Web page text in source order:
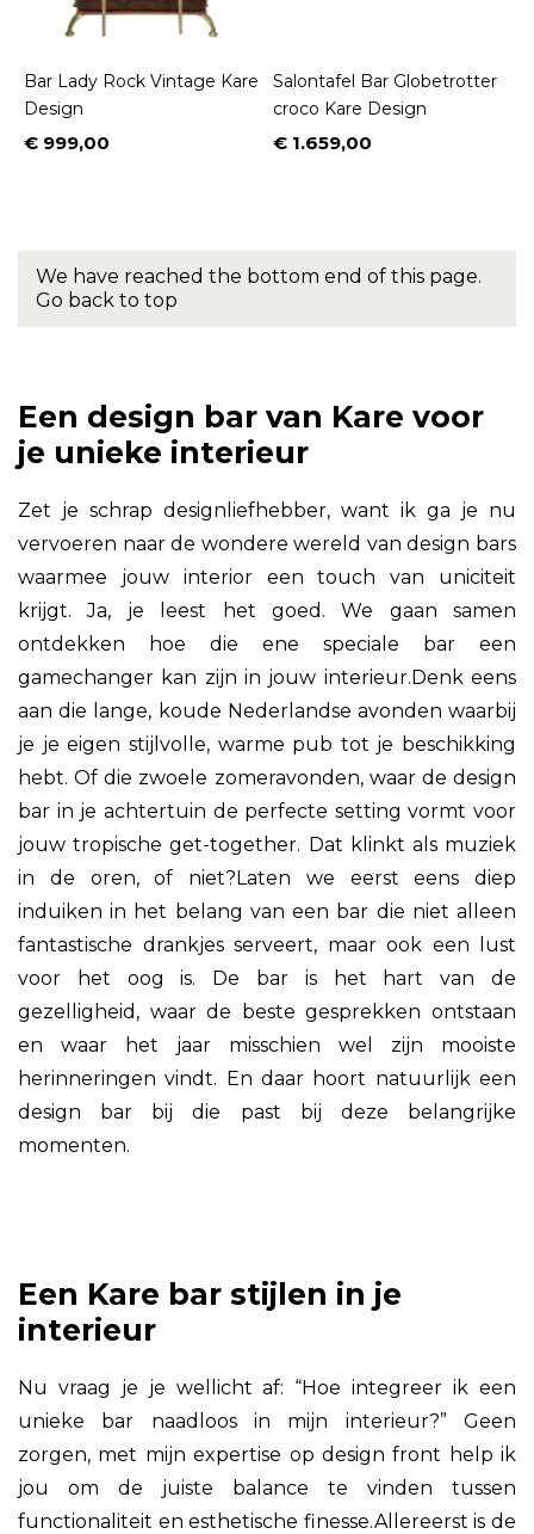
Bar Lady Rock Vintage Kare
Design
Prijs
€ 999,00
Salontafel Bar Globetrotter
croco Kare Design
Prijs
€ 1.659,00
We have reached the bottom end of this page.
Go back to top
Een design bar van Kare voor
je unieke interieur
Zet je schrap designliefhebber, want ik ga je nu
vervoeren naar de wondere wereld van design bars
waarmee jouw interior een touch van uniciteit
krijgt. Ja, je leest het goed. We gaan samen
ontdekken hoe die ene speciale bar een
gamechanger kan zijn in jouw interieur.Denk eens
aan die lange, koude Nederlandse avonden waarbij
je je eigen stijlvolle, warme pub tot je beschikking
hebt. Of die zwoele zomeravonden, waar de design
bar in je achtertuin de perfecte setting vormt voor
jouw tropische get-together. Dat klinkt als muziek
in de oren, of niet?Laten we eerst eens diep
induiken in het belang van een bar die niet alleen
fantastische drankjes serveert, maar ook een lust
voor het oog is. De bar is het hart van de
gezelligheid, waar de beste gesprekken ontstaan
en waar het jaar misschien wel zijn mooiste
herinneringen vindt. En daar hoort natuurlijk een
design bar bij die past bij deze belangrijke
momenten.
Een Kare bar stijlen in je
interieur
Nu vraag je je wellicht af: “Hoe integreer ik een
unieke bar naadloos in mijn interieur?” Geen
zorgen, met mijn expertise op design front help ik
jou om de juiste balance te vinden tussen
functionaliteit en esthetische finesse.Allereerst is de